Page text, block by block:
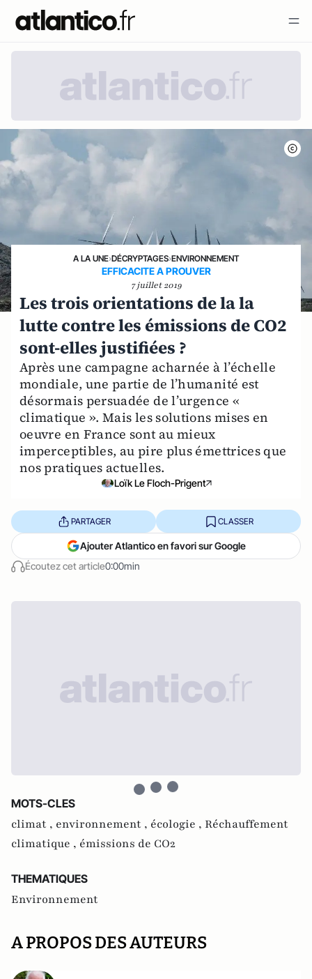
A LA UNE›DÉCRYPTAGES›ENVIRONNEMENT
EFFICACITE A PROUVER
7 juillet 2019
Les trois orientations de la la
lutte contre les émissions de CO2
sont-elles justifiées ?
Après une campagne acharnée à l’échelle
mondiale, une partie de l’humanité est
désormais persuadée de l’urgence «
climatique ». Mais les solutions mises en
oeuvre en France sont au mieux
imperceptibles, au pire plus émettrices que
nos pratiques actuelles.
Loïk Le Floch-Prigent
Écoutez cet article0:00min
PARTAGER CLASSER
Ajouter Atlantico en favori sur Google
MOTS-CLES
climat , environnement , écologie , Réchauffement
climatique , émissions de CO2
THEMATIQUES
Environnement
A PROPOS DES AUTEURS